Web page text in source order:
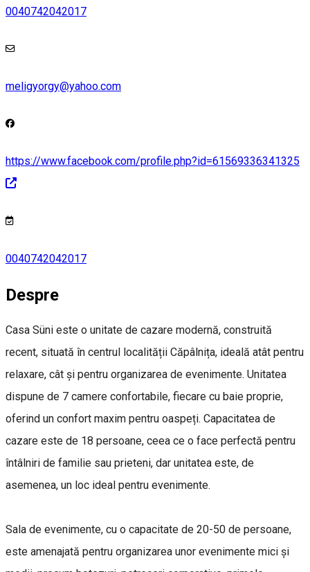
0040742042017
meligyorgy@yahoo.com
https://www.facebook.com/profile.php?id=61569336341325
0040742042017
Despre
Casa Süni este o unitate de cazare modernă, construită
recent, situată în centrul localității Căpâlnița, ideală atât pentru
relaxare, cât și pentru organizarea de evenimente. Unitatea
dispune de 7 camere confortabile, fiecare cu baie proprie,
oferind un confort maxim pentru oaspeți. Capacitatea de
cazare este de 18 persoane, ceea ce o face perfectă pentru
întâlniri de familie sau prieteni, dar unitatea este, de
asemenea, un loc ideal pentru evenimente.
Sala de evenimente, cu o capacitate de 20-50 de persoane,
este amenajată pentru organizarea unor evenimente mici și